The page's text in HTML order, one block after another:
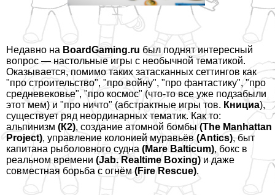
Недавно на BoardGaming.ru был поднят интересный
вопрос —настольные игры с необычной тематикой.
Оказывается, помимо таких затасканных сеттингов как
"про строительство", "про войну", "про фантастику", "про
средневековье", "про космос" (что-то все уже подзабыли
этот мем) и "про ничто" (абстpaктные игры тов. Книциа),
существует ряд неординарных тематик. Как то:
альпинизм (К2), создание атомной бомбы (The Manhattan
Project), управление колонией муравьёв(Antics), быт
капитана рыболовного судна (Mare Balticum), бокс в
реальном времени (Jab. Realtime Boxing) и даже
совместная борьба с огнём(Fire Rescue).